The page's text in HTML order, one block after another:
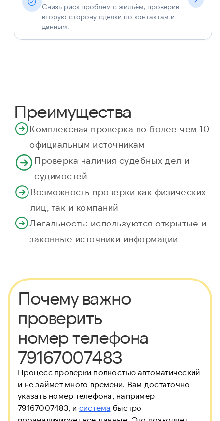
Снизь риск проблем с жильём, проверив
вторую сторону сделки по контактам и
данным.
Преимущества
Комплексная проверка по более чем 10
официальным источникам
Проверка наличия судебных дел и
судимостей
Возможность проверки как физических
лиц, так и компаний
Легальность: используются открытые и
законные источники информации
Почему важно
проверить
номер телефона
79167007483
Процесс проверки полностью автоматический
и не займет много времени. Вам достаточно
указать номер телефона, например
79167007483, и система быстро